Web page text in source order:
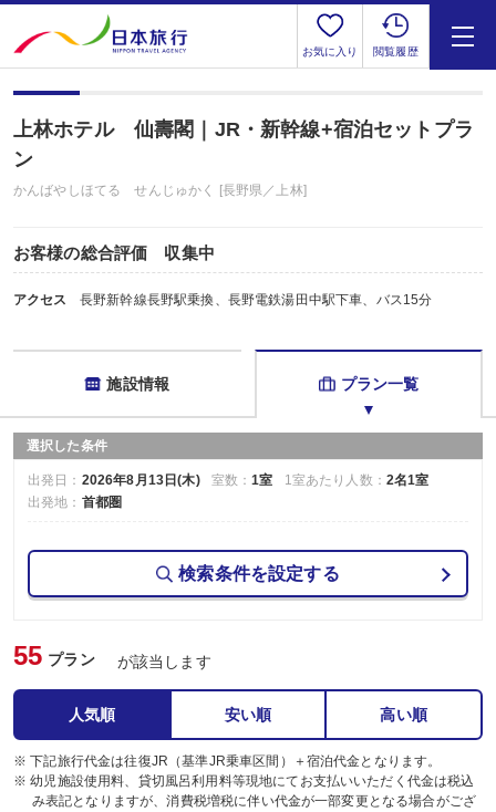
お気に入り 閲覧履歴
上林ホテル 仙壽閣｜JR・新幹線+宿泊セットプラ
ン
かんばやしほてる せんじゅかく [長野県／上林]
お客様の総合評価 収集中
アクセス 長野新幹線長野駅乗換、長野電鉄湯田中駅下車、バス15分
施設情報 プラン一覧
選択した条件
出発日： 2026年8月13日(木) 室数：1室 1室あたり人数： 2名1室
出発地： 首都圏
検索条件を設定する
55 プラン が該当します
人気順 安い順 高い順
※ 下記旅行代金は往復JR（基準JR乗車区間）＋宿泊代金となります。
※ 幼児施設使用料、貸切風呂利用料等現地にてお支払いいただく代金は税込
み表記となりますが、消費税増税に伴い代金が一部変更となる場合がござ